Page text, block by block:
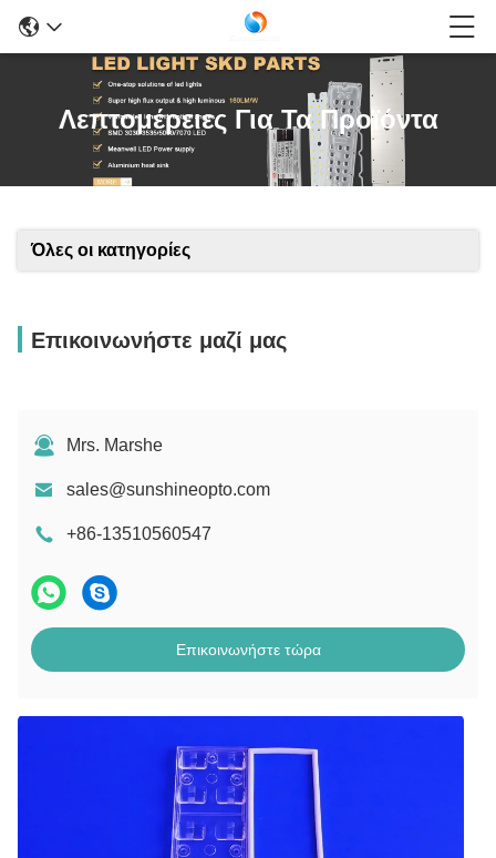
Λεπτομέρειες Για Τα Προϊόντα
Όλες οι κατηγορίες
Επικοινωνήστε μαζί μας
Mrs. Marshe
sales@sunshineopto.com
+86-13510560547
Επικοινωνήστε τώρα